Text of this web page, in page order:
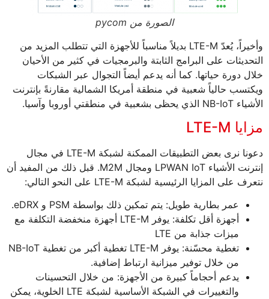
الصورة من pycom
وأخيراً، يُعدّ LTE-M بديلاً مناسباً للأجهزة التي تتطلب المزيد من
التحديثات على البرامج الثابتة والبرمجيات في كثير من الأحيان
خلال دورة حياتها. كما أنه يدعم أيضاً التجوال عبر الشبكات
ويكتسب حالياً شعبية في منطقة أمريكا الشمالية مقارنةً بإنترنت
الأشياء NB-IoT الذي يحظى بشعبية في منطقتي أوروبا وآسيا.
مزايا LTE-M
دعونا نرى بعض التطبيقات الممكنة لشبكة LTE-M في مجال
إنترنت الأشياء LPWAN IoT ومجال M2M. قبل ذلك من المفيد أن
نتعرف على المزايا الرئيسية لشبكة LTE-M على النحو التالي:
عمر بطارية طويل: يتم تمكين ذلك بواسطة PSM و eDRX.
أجهزة أقل تكلفة: يوفر LTE-M أجهزة منخفضة التكلفة مع
ميزات جذابة من LTE
تغطية محسّنة: يوفر LTE-M تغطية أكبر من تغطية NB-IoT
من خلال توفير ميزانية ارتباط إضافية.
يدعم أحجاماً كبيرة من الأجهزة: من خلال التحسينات
والتغييرات في الشبكة الأساسية لشبكة LTE الخلوية، يمكن